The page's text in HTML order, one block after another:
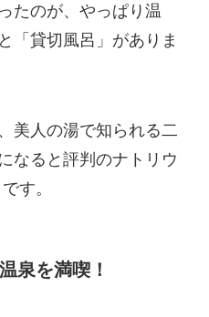
たのが、やっぱり温
「貸切風呂」がありま
美人の湯で知られる二
なると評判のナトリウ
す。
泉を満喫！